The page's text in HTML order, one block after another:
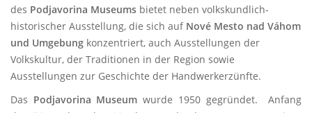
des Podjavorina Museums bietet neben volkskundlich-
historischer Ausstellung, die sich auf Nové Mesto nad Váhom
und Umgebung konzentriert, auch Ausstellungen der
Volkskultur, der Traditionen in der Region sowie
Ausstellungen zur Geschichte der Handwerkerzünfte.
Das Podjavorina Museumwurde 1950 gegründet. Anfang